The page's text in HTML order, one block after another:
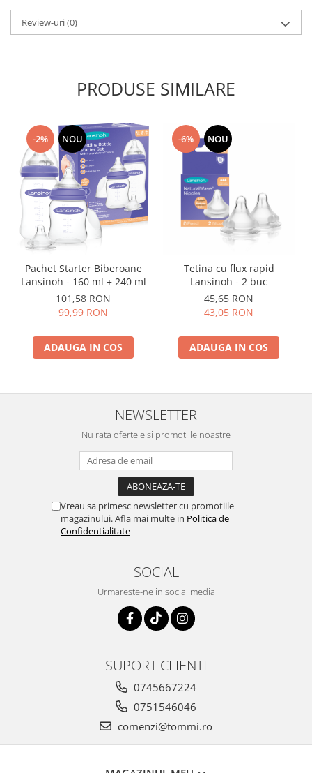
Review-uri(0)
PRODUSE SIMILARE
-2% NOU
Pachet Starter Biberoane
Lansinoh - 160 ml + 240 ml
101,58 RON
99,99 RON
ADAUGA IN COS
-6% NOU
Tetina cu flux rapid
Lansinoh - 2 buc
45,65 RON
43,05 RON
ADAUGA IN COS
NEWSLETTER
Nu rata ofertele si promotiile noastre
Vreau sa primesc newsletter cu promotiile
magazinului. Afla mai multe in Politica de
Confidentialitate
SOCIAL
Urmareste-ne in social media
SUPORT CLIENTI
0745667224
0751546046
comenzi@tommi.ro